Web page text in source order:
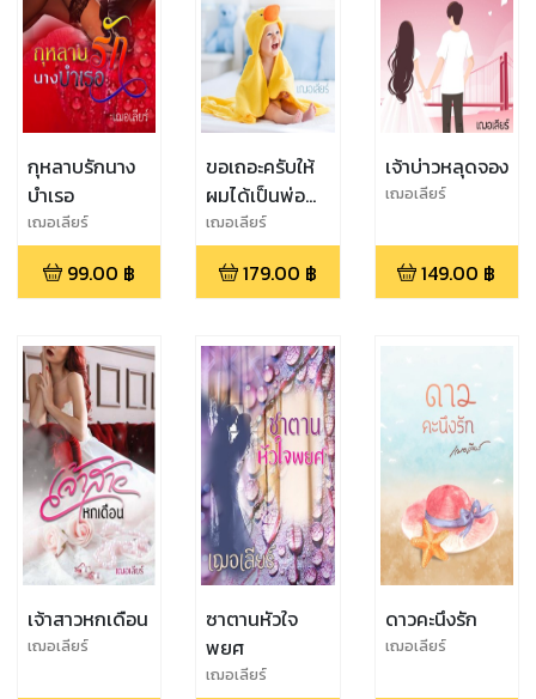
กุหลาบรักนาง
บำเรอ
เฌอเลียร์
99.00 ฿
ขอเถอะครับให้
ผมได้เป็นพ่อ
ของลูก
เฌอเลียร์
179.00 ฿
เจ้าบ่าวหลุดจอง
เฌอเลียร์
149.00 ฿
เจ้าสาวหกเดือน
เฌอเลียร์
ซาตานหัวใจ
พยศ
เฌอเลียร์
ดาวคะนึงรัก
เฌอเลียร์